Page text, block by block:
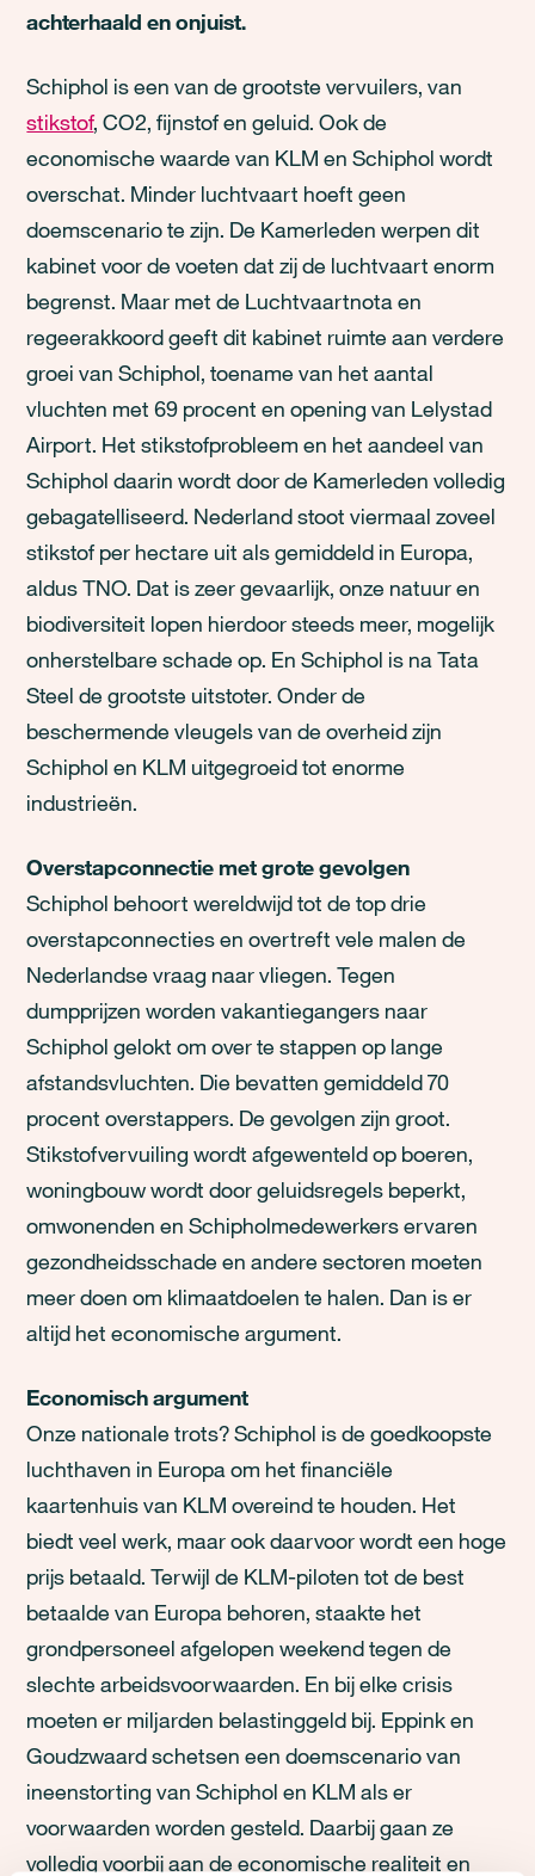
achterhaald en onjuist.
Schiphol is een van de grootste vervuilers, van
stikstof, CO2, fijnstof en geluid. Ook de
economische waarde van KLM en Schiphol wordt
overschat. Minder luchtvaart hoeft geen
doemscenario te zijn. De Kamerleden werpen dit
kabinet voor de voeten dat zij de luchtvaart enorm
begrenst. Maar met de Luchtvaartnota en
regeerakkoord geeft dit kabinet ruimte aan verdere
groei van Schiphol, toename van het aantal
vluchten met 69 procent en opening van Lelystad
Airport. Het stikstofprobleem en het aandeel van
Schiphol daarin wordt door de Kamerleden volledig
gebagatelliseerd. Nederland stoot viermaal zoveel
stikstof per hectare uit als gemiddeld in Europa,
aldus TNO. Dat is zeer gevaarlijk, onze natuur en
biodiversiteit lopen hierdoor steeds meer, mogelijk
onherstelbare schade op. En Schiphol is na Tata
Steel de grootste uitstoter. Onder de
beschermende vleugels van de overheid zijn
Schiphol en KLM uitgegroeid tot enorme
industrieën.
Overstapconnectie met grote gevolgen
Schiphol behoort wereldwijd tot de top drie
overstapconnecties en overtreft vele malen de
Nederlandse vraag naar vliegen. Tegen
dumpprijzen worden vakantiegangers naar
Schiphol gelokt om over te stappen op lange
afstandsvluchten. Die bevatten gemiddeld 70
procent overstappers. De gevolgen zijn groot.
Stikstofvervuiling wordt afgewenteld op boeren,
woningbouw wordt door geluidsregels beperkt,
omwonenden en Schipholmedewerkers ervaren
gezondheidsschade en andere sectoren moeten
meer doen om klimaatdoelen te halen. Dan is er
altijd het economische argument.
Economisch argument
Onze nationale trots? Schiphol is de goedkoopste
luchthaven in Europa om het financiële
kaartenhuis van KLM overeind te houden. Het
biedt veel werk, maar ook daarvoor wordt een hoge
prijs betaald. Terwijl de KLM-piloten tot de best
betaalde van Europa behoren, staakte het
grondpersoneel afgelopen weekend tegen de
slechte arbeidsvoorwaarden. En bij elke crisis
moeten er miljarden belastinggeld bij. Eppink en
Goudzwaard schetsen een doemscenario van
ineenstorting van Schiphol en KLM als er
voorwaarden worden gesteld. Daarbij gaan ze
volledig voorbij aan de economische realiteit en